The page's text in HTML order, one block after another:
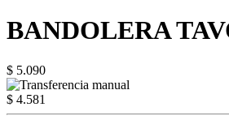
BANDOLERA
$ 5.090
$ 4.581